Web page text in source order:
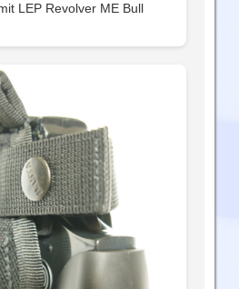
LEP Revolver ME Bull